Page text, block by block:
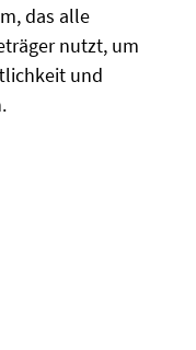
das alle
nutzt, um
und